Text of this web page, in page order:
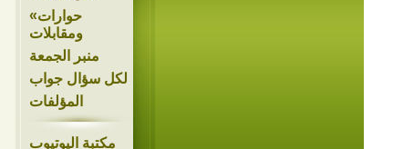
»حوارات
ومقابلات
منبر الجمعة
لكل سؤال جواب
المؤلفات
مكتبة اليوتيوب